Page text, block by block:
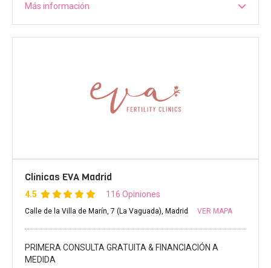
Más información
Clínicas EVA Madrid
4.5 116 Opiniones
Calle de la Villa de Marín, 7 (La Vaguada), Madrid VER MAPA
PRIMERA CONSULTA GRATUITA & FINANCIACIÓN A
MEDIDA